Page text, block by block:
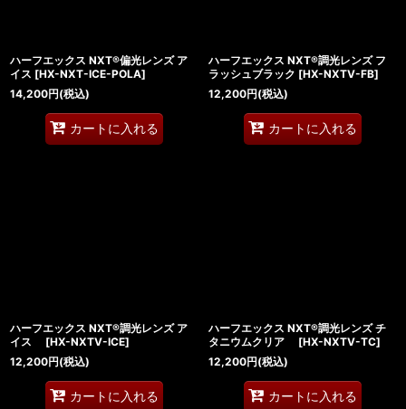
ハーフエックス NXT®偏光レンズ ア
イス [HX-NXT-ICE-POLA]
14,200円(税込)
カートに入れる
ハーフエックス NXT®調光レンズ フ
ラッシュブラック [HX-NXTV-FB]
12,200円(税込)
カートに入れる
ハーフエックス NXT®調光レンズ ア
イス
[HX-NXTV-ICE]
12,200円(税込)
カートに入れる
ハーフエックス NXT®調光レンズ チ
タニウムクリア
[HX-NXTV-TC]
12,200円(税込)
カートに入れる